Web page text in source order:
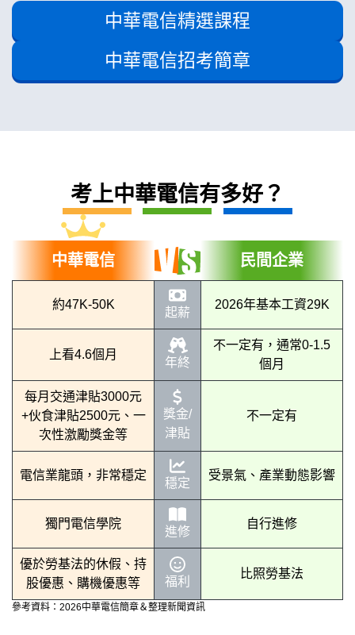
中華電信精選課程
中華電信招考簡章
考上中華電信有多好？
中華電信 民間企業
約47K-50K
起薪
2026年基本工資29K
上看4.6個月
年終
不一定有，通常0-1.5
個月
每月交通津貼3000元
+伙食津貼2500元、一
次性激勵獎金等
獎金/
津貼
不一定有
電信業龍頭，非常穩定
穩定
受景氣、產業動態影響
獨門電信學院
進修
自行進修
優於勞基法的休假、持
股優惠、購機優惠等
福利
比照勞基法
參考資料：2026中華電信簡章＆整理新聞資訊